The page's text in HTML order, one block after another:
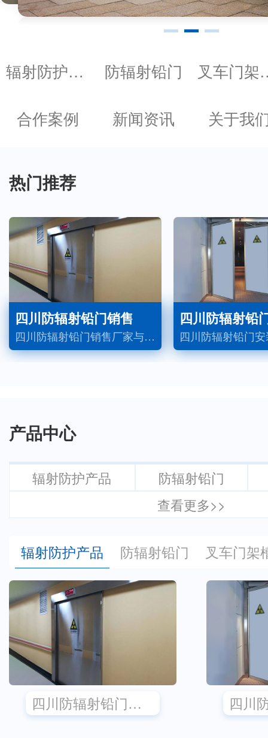
辐射防护产品 防辐射铅门 叉
合作案例 新闻资讯 关于我
热门推荐
四川防辐射铅门销售
四川防辐射铅门销售厂家与您介绍铅门的优势作用和安装要点：一、优势作用1.辐射防护门的屏蔽效果外部采用不锈钢板，一般尺寸为2150mm*高* 1300mm*宽* 100mm厚，内有龙骨，2-3mm屏蔽板...
四川防辐射铅
产品中心
辐射防护产品
防辐射铅门
查看更多>>
辐射防护产品 防辐射铅门 叉车门架
四川防辐射铅门销售